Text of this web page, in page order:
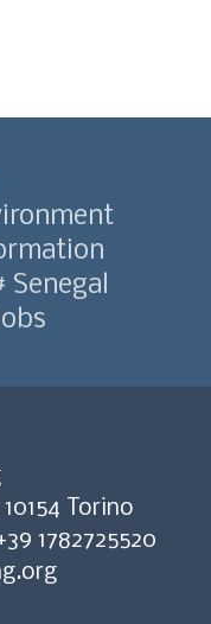
Senegal
Torino
1782725520